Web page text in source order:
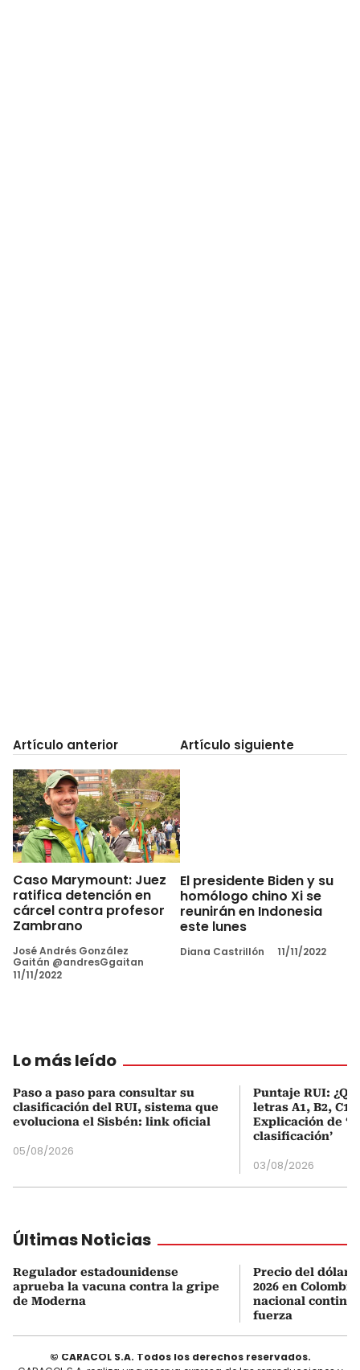
Artículo anterior
Caso Marymount: Juez
ratifica detención en
cárcel contra profesor
Zambrano
José Andrés González
Gaitán @andresGgaitan
11/11/2022
Artículo siguiente
El presidente Biden y su
homólogo chino Xi se
reunirán en Indonesia
este lunes
Diana Castrillón 11/11/2022
Lo más leído
Paso a paso para consultar su
clasificación del RUI, sistema que
evoluciona el Sisbén: link oficial
05/08/2026
Puntaje RUI:
letras A1, B2, C1
Explicación de
clasificación’
03/08/2026
Últimas Noticias
Regulador estadounidense
aprueba la vacuna contra la gripe
de Moderna
Precio del dólar
2026 en
nacional
fuerza
© CARACOL S.A. Todos los derechos reservados.